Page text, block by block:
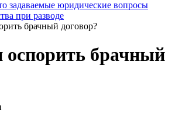
задаваемые юридические вопросы
при разводе
брачный договор?
брачный